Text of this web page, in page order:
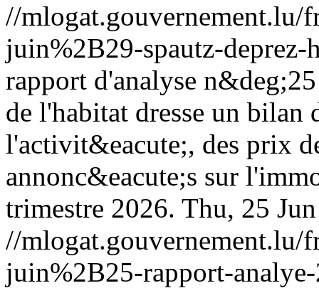
//mlogat.gouvernement.lu/
juin%2B29-spautz-deprez-
rapport d'analyse
de l'habitat dresse un bilan
l'activit&eacute;, des prix
annonc&eacute;s sur
trimestre 2026. Thu, 25
//mlogat.gouvernement.lu/
juin%2B25-rapport-